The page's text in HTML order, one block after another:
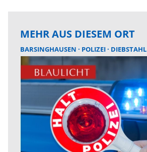
MEHR AUS DIESEM ORT
BARSINGHAUSEN POLIZEI DIEBSTAHL